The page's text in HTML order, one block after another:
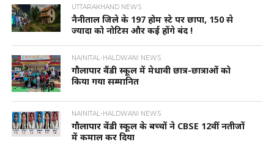
UTTARAKHAND NEWS
नैनीताल जिले के 197 होम स्टे पर छापा, 150 से
ज्यादा को नोटिस और कई होंगे बंद !
NAINITAL-HALDWANI NEWS
गौलापार वैंडी स्कूल में मेधावी छात्र-छात्राओं को
किया गया सम्मानित
NAINITAL-HALDWANI NEWS
गौलापार वेंडी स्कूल के बच्चों ने CBSE 12वीं नतीजों
में कमाल कर दिया